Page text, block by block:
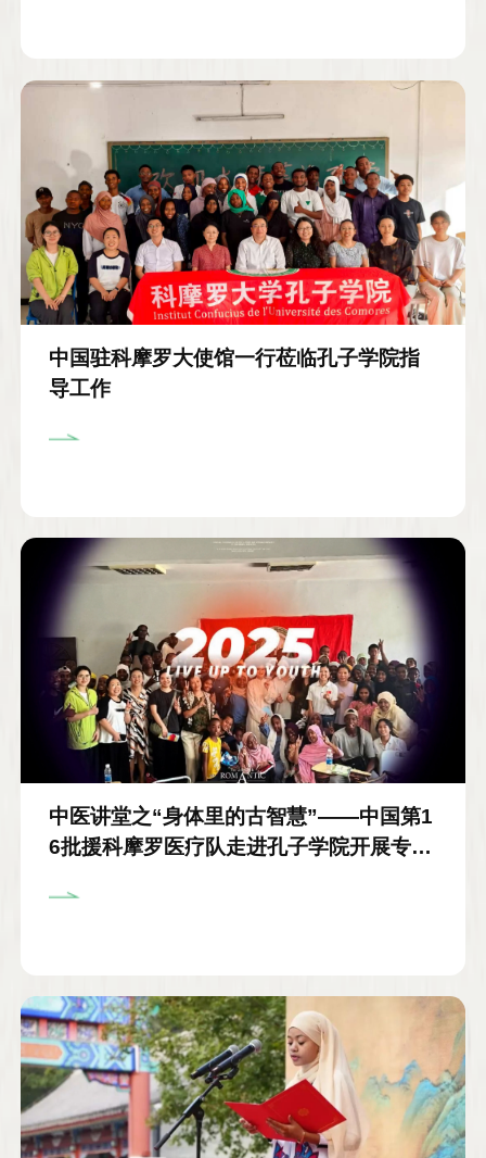
中国驻科摩罗大使馆一行莅临孔子学院指
导工作
中医讲堂之“身体里的古智慧”——中国第1
6批援科摩罗医疗队走进孔子学院开展专题